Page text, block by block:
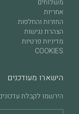
משלוחים
אחריות
החזרות והחלפות
הצהרת נגישות
מדיניות פרטיות
COOKIES
הישארו מעודכנים
הירשמו לקבלת